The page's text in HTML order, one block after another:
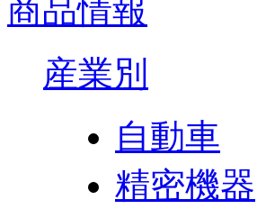
商品情報
産業別
自動車
精密機器